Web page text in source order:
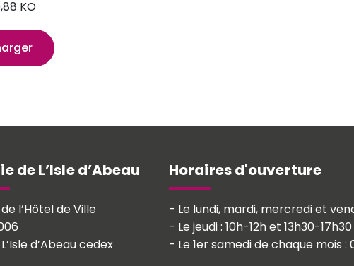
KO
dans un nouvel onglet)
de L’Isle d’Abeau
l’Hôtel de Ville
d’Abeau cedex
Horaires d'ouverture
- Le lundi, mardi, mercredi et
- Le jeudi : 10h-12h et 13h30-17h30
- Le 1er samedi de chaque mois :